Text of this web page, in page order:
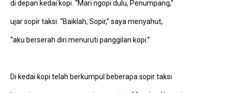
di depan kedai kopi. “Mari ngopi dulu, Penumpang,”
ujar sopir taksi. “Baiklah, Sopir,” saya menyahut,
“aku berserah diri menuruti panggilan kopi.”
Di kedai kopi telah berkumpul beberapa sopir taksi